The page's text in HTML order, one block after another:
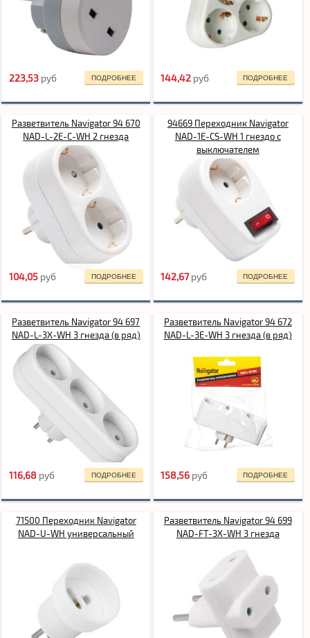
ПОДРОБНЕЕ
223,53 pуб ПОДРОБНЕЕ
144,42 pуб
Разветвитель Navigator 94 670
NAD-L-2E-C-WH 2 гнезда
ПОДРОБНЕЕ
104,05 pуб
94669 Переходник Navigator
NAD-1E-СS-WH 1 гнездо с
выключателем
ПОДРОБНЕЕ
142,67 pуб
Разветвитель Navigator 94 697
NAD-L-3X-WH 3 гнезда (в ряд)
ПОДРОБНЕЕ
116,68 pуб
Разветвитель Navigator 94 672
NAD-L-3E-WH 3 гнезда (в ряд)
ПОДРОБНЕЕ
158,56 pуб
71500 Переходник Navigator
NAD-U-WH универсальный
Разветвитель Navigator 94 699
NAD-FT-3X-WH 3 гнезда